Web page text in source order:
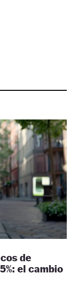
de
el cambio